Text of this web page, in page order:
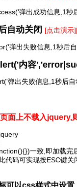
弹出成功信息,1
自动关闭 [点击演示]
弹出失败信息,1秒后
内容
弹出失败信息,1秒后
面上不载入
一致,即加载完
加此代码可实现按ESC键
可以css样式中设置